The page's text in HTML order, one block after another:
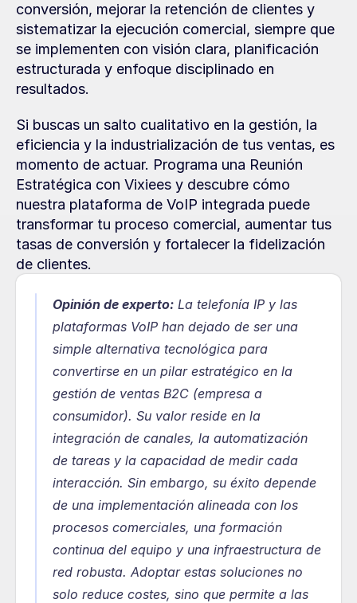
conversión, mejorar la retención de clientes y
sistematizar la ejecución comercial, siempre que
se implementen con visión clara, planificación
estructurada y enfoque disciplinado en
resultados.
Si buscas un salto cualitativo en la gestión, la
eficiencia y la industrialización de tus ventas, es
momento de actuar. Programa una Reunión
Estratégica con Vixiees y descubre cómo
nuestra plataforma de VoIP integrada puede
transformar tu proceso comercial, aumentar tus
tasas de conversión y fortalecer la fidelización
de clientes.
Opinión de experto: La telefonía IP y las
plataformas VoIP han dejado de ser una
simple alternativa tecnológica para
convertirse en un pilar estratégico en la
gestión de ventas B2C (empresa a
consumidor). Su valor reside en la
integración de canales, la automatización
de tareas y la capacidad de medir cada
interacción. Sin embargo, su éxito depende
de una implementación alineada con los
procesos comerciales, una formación
continua del equipo y una infraestructura de
red robusta. Adoptar estas soluciones no
solo reduce costes, sino que permite a las